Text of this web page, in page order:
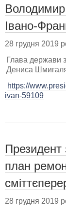
Івано-
28 грудня 2019
Глава держави
Дениса Шмигаля
https://
ivan-59109
Президент
план
28 грудня 2019